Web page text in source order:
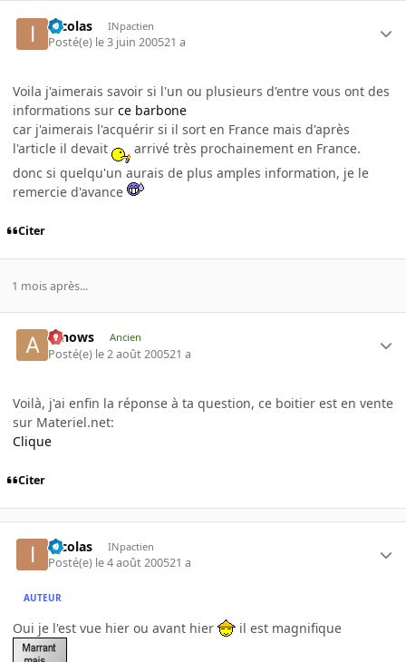
Incolas INpactien
Posté(e) le 3 juin 200521 a
Voila j'aimerais savoir si l'un ou plusieurs d'entre vous ont des
informations sur ce barbone
car j'aimerais l'acquérir si il sort en France mais d'après
l'article il devait
arrivé très prochainement en France.
donc si quelqu'un aurais de plus amples information, je le
remercie d'avance
Citer
1 mois après...
arnows Ancien
Posté(e) le 2 août 200521 a
Voilà, j'ai enfin la réponse à ta question, ce boitier est en vente
sur Materiel.net:
Clique
Citer
Incolas INpactien
Posté(e) le 4 août 200521 a
AUTEUR
Oui je l'est vue hier ou avant hier il est magnifique